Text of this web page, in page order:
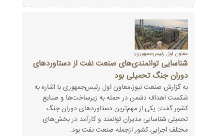
معاون اول رئیس‌جمهوری:
شناسایی توانمندی‌های صنعت نفت از دستاوردهای
دوران جنگ تحمیلی بود
به گزارش صنعت نیوز،معاون اول رئیس‌جمهوری با اشاره به
شکست اهداف دشمن در حمله به زیرساخت‌ها و صنایع
کشور گفت: یکی از مهم‌ترین دستاوردهای دوران جنگ
تحمیلی شناسایی مدیران توانمند و کارآمد در بخش‌های
مختلف اجرایی کشور ازجمله صنعت نفت بود.